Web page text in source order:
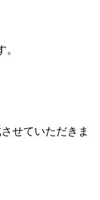
せていただきま